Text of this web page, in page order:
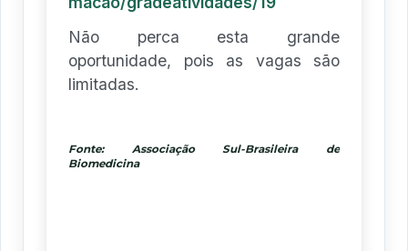
Não perca esta grande
oportunidade, pois as vagas são
limitadas.
Fonte: Associação Sul-Brasileira de
Biomedicina